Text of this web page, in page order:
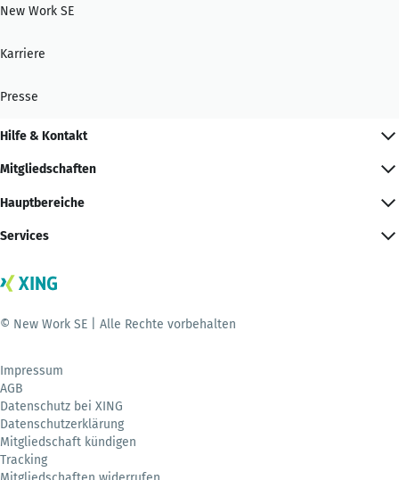
New Work SE
Karriere
Presse
Hilfe & Kontakt
Mitgliedschaften
Hauptbereiche
Services
© New Work SE | Alle Rechte vorbehalten
Impressum
AGB
Datenschutz bei XING
Datenschutzerklärung
Mitgliedschaft kündigen
Tracking